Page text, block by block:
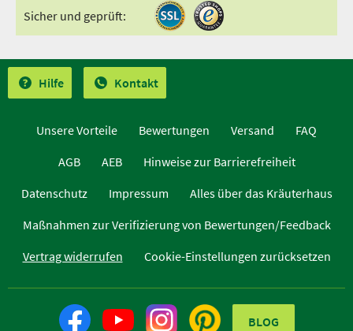
Sicher und geprüft:
Hilfe Kontakt
Unsere Vorteile Bewertungen Versand
FAQ
AGB
AEB
Hinweise zur Barrierefreiheit
Datenschutz
Impressum
Alles über das Kräuterhaus
Maßnahmen zur Verifizierung von Bewertungen/Feedback
Vertrag widerrufen
Cookie-Einstellungen zurücksetzen
BLOG